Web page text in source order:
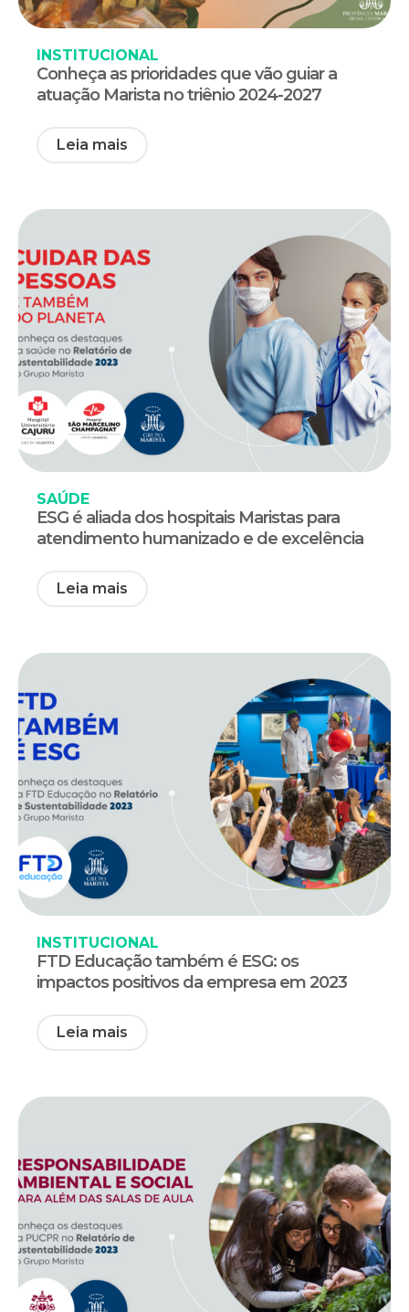
INSTITUCIONAL
Conheça as prioridades que vão guiar a
atuação Marista no triênio 2024-2027
Leia mais
SAÚDE
ESG é aliada dos hospitais Maristas para
atendimento humanizado e de excelência
Leia mais
INSTITUCIONAL
FTD Educação também é ESG: os
impactos positivos da empresa em 2023
Leia mais